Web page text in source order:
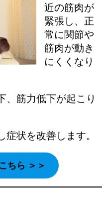
近の筋肉が
緊張し、正
常に関節や
筋肉が動き
にくくなり
、筋力低下が起こり
状を改善します。
ちら ＞＞